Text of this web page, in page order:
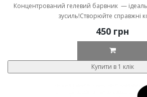
Концентрований гелевий барвник —
зусиль!Створюйте справжні
450 грн
Купити в 1 клік